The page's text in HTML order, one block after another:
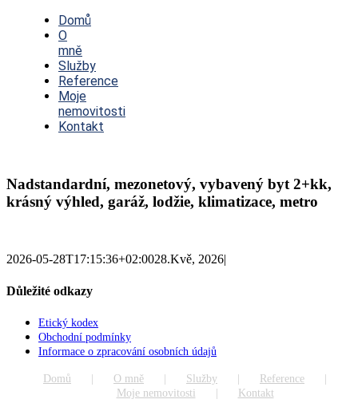
NavigationDomů
O
mně
Služby
Reference
Moje
nemovitosti
Kontakt
Nadstandardní, mezonetový, vybavený byt 2+kk,
krásný výhled, garáž, lodžie, klimatizace, metro
2026-05-28T17:15:36+02:0028.Kvě, 2026|
Důležité odkazy
Etický kodex
Obchodní podmínky
Informace o zpracování osobních údajů
Domů O mně Služby
Reference
Moje nemovitosti
Kontakt